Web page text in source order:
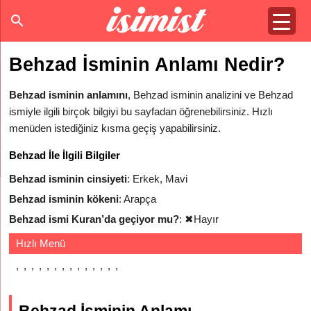
Behzad İsminin Anlamı Nedir?
Behzad isminin anlamını, Behzad isminin analizini ve Behzad
ismiyle ilgili birçok bilgiyi bu sayfadan öğrenebilirsiniz. Hızlı
menüden istediğiniz kısma geçiş yapabilirsiniz.
Behzad İle İlgili Bilgiler
Behzad isminin cinsiyeti: Erkek, Mavi
Behzad isminin kökeni: Arapça
Behzad ismi Kuran’da geçiyor mu?: ✖Hayır
Hızlı Menü